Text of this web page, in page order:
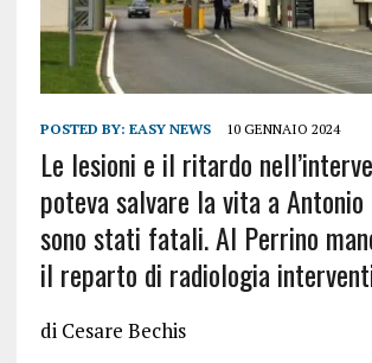
POSTED BY: EASY NEWS 10 GENNAIO 2024
Le lesioni e il ritardo
poteva salvare la vita a
sono stati fatali. Al Perrino
il reparto di radiologia
di Cesare Bechis